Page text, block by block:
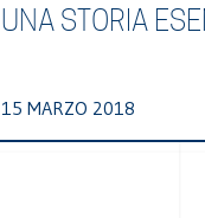
UNA STORIA
15 MARZO 2018